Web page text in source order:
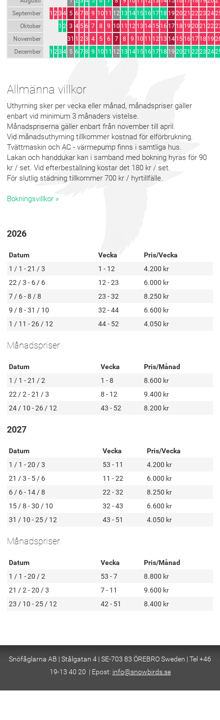
September
1 23 4 5 6 7 8 9 10 11 12 13 14 15 16 17 18 19 20 21 2223 24
Oktober
1 2 3 4 5 6 7 8 9 10 11 12 13 14 15 16 17 18 19 20 21 22
November
31 1 2 3 4 5 6 7 8 9 10 11 12 13 14 15 16 17 18 19
December
1 23 4 5 6 7 8 9 10 11 12 13 14 15 16 17 18 19 20 21 2223 24
Allmänna villkor
Uthyrning sker per vecka eller månad, månadspriser gäller
enbart vid minimum 3 månaders vistelse.
Månadspriserna gäller enbart från november till april.
Vid månadsuthyrning tillkommer kostnad för elförbrukning.
Tvättmaskin och AC - värmepump finns i samtliga hus.
Lakan och handdukar kan i samband med bokning hyras för 90
kr / set. Vid efterbeställning kostar det 180 kr / set.
För slutlig städning tillkommer 700 kr / hyrtillfälle.
Bokningsvillkor »
2026
Datum Vecka
Pris/Vecka
1 / 1 - 21 / 3
1 - 12
4.200 kr
22 / 3 - 6 / 6
12 - 23
6.000 kr
7 / 6 - 8 / 8
23 - 32
8.250 kr
9 / 8 - 31 / 10
32 - 44
6.600 kr
1 / 11 - 26 / 12
44 - 52 4.050 kr
Månadspriser
Datum Vecka
Pris/Månad
1 / 1 - 21 / 2
1 - 8
8.600 kr
22 / 2 - 21 / 3
8 - 12
9.400 kr
24 / 10 - 26 / 12
43 - 52 8.200 kr
2027
Datum Vecka
Pris/Vecka
1 / 1 - 20 / 3
53 - 11
4.200 kr
21 / 3 - 5 / 6
11 - 22
6.000 kr
6 / 6 - 14 / 8
22 - 32
8.250 kr
15 / 8 - 30 / 10
32 - 43
6.600 kr
31 / 10 - 25 / 12
43 - 51 4.050 kr
Månadspriser
Datum Vecka
Pris/Månad
1 / 1 - 20 / 2
53 - 7
8.800 kr
21 / 2 - 20 / 3
7 - 11
9.600 kr
23 / 10 - 25 / 12
42 - 51 8.400 kr
Snöfåglarna AB | Stålgatan 4 | SE-703 83 ÖREBRO Sweden | Tel +46
19-13 40 20 | Epost: info@snowbirds.se